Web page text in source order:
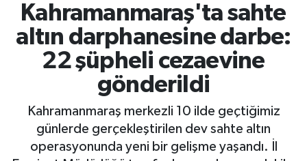
Kahramanmaraş'ta sahte
altın darphanesine darbe:
22 şüpheli cezaevine
gönderildi
Kahramanmaraş merkezli 10 ilde geçtiğimiz
günlerde gerçekleştirilen dev sahte altın
operasyonunda yeni bir gelişme yaşandı. İl
SPOR
SİYASET
EKONOMİ
GÜNDEM
Kahramanmaraş Trafik Yoğunluk Haritası
Süper Lig Puan Durumu ve Fikstür
Tüm Manşetler
Son Dakika Haberleri